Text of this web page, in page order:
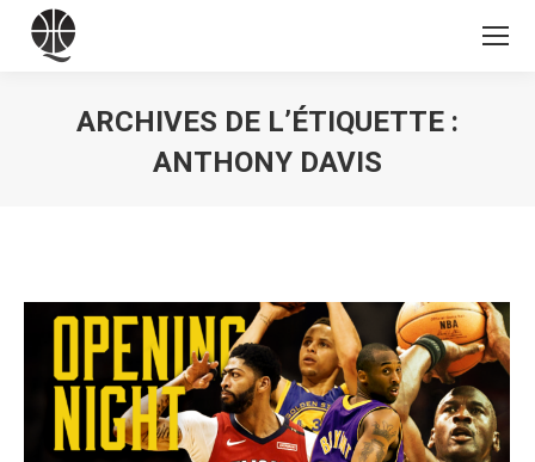
ARCHIVES DE L’ÉTIQUETTE :
ANTHONY DAVIS